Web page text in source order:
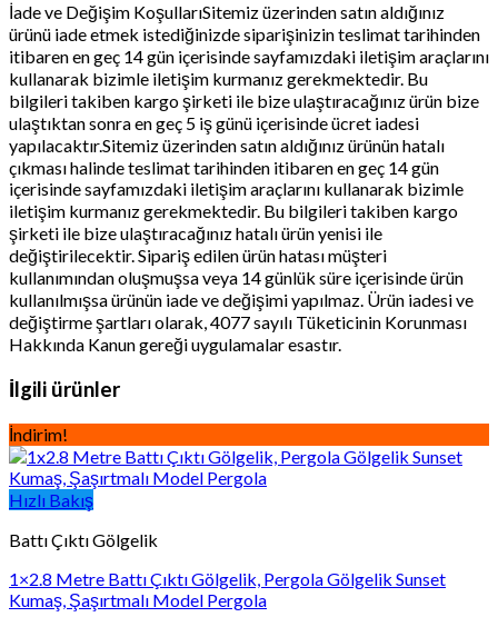
İade ve Değişim KoşullarıSitemiz üzerinden satın aldığınız
ürünü iade etmek istediğinizde siparişinizin teslimat tarihinden
itibaren en geç 14 gün içerisinde sayfamızdaki iletişim araçlarını
kullanarak bizimle iletişim kurmanız gerekmektedir. Bu
bilgileri takiben kargo şirketi ile bize ulaştıracağınız ürün bize
ulaştıktan sonra en geç 5 iş günü içerisinde ücret iadesi
yapılacaktır.Sitemiz üzerinden satın aldığınız ürünün hatalı
çıkması halinde teslimat tarihinden itibaren en geç 14 gün
içerisinde sayfamızdaki iletişim araçlarını kullanarak bizimle
iletişim kurmanız gerekmektedir. Bu bilgileri takiben kargo
şirketi ile bize ulaştıracağınız hatalı ürün yenisi ile
değiştirilecektir. Sipariş edilen ürün hatası müşteri
kullanımından oluşmuşsa veya 14 günlük süre içerisinde ürün
kullanılmışsa ürünün iade ve değişimi yapılmaz. Ürün iadesi ve
değiştirme şartları olarak, 4077 sayılı Tüketicinin Korunması
Hakkında Kanun gereği uygulamalar esastır.
İlgili ürünler
İndirim!
Hızlı Bakış
Battı Çıktı Gölgelik
1×2.8 Metre Battı Çıktı Gölgelik, Pergola Gölgelik Sunset
Kumaş, Şaşırtmalı Model Pergola